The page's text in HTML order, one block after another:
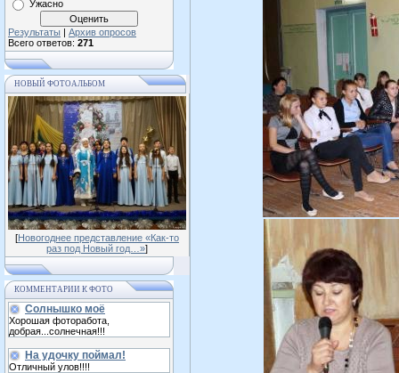
Ужасно
Результаты | Архив опросов
Всего ответов: 271
НОВЫЙ ФОТОАЛЬБОМ
[Новогоднее представление «Как-то
раз под Новый год…»]
КОММЕНТАРИИ К ФОТО
Солнышко моё
Хорошая фоторабота,
добрая...солнечная!!!
На удочку поймал!
Отличный улов!!!!